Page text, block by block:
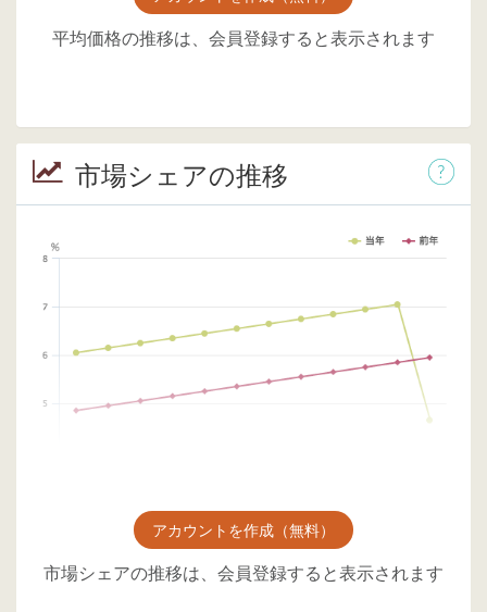
平均価格の推移は、会員登録すると表示されます
市場シェアの推移
アカウントを作成（無料）
市場シェアの推移は、会員登録すると表示されます